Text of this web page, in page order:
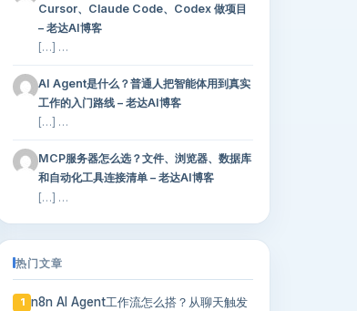
Cursor、Claude Code、Codex 做项目
– 老达AI博客
[…] …
AI Agent是什么？普通人把智能体用到真实
工作的入门路线 – 老达AI博客
[…] …
MCP服务器怎么选？文件、浏览器、数据库
和自动化工具连接清单 – 老达AI博客
[…] …
热门文章
1
n8n AI Agent工作流怎么搭？从聊天触发